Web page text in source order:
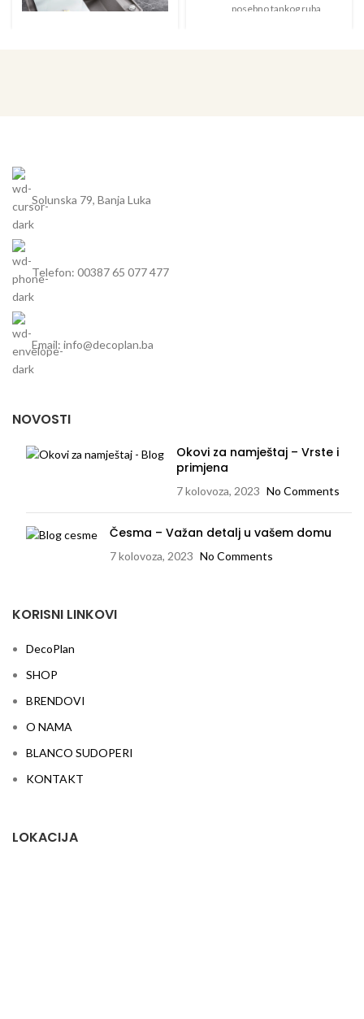
posebno tankog ruba
Solunska 79, Banja Luka
Telefon: 00387 65 077 477
Email: info@decoplan.ba
NOVOSTI
Okovi za namještaj – Vrste i
primjena
7 kolovoza, 2023 No Comments
Česma – Važan detalj u vašem domu
7 kolovoza, 2023 No Comments
KORISNI LINKOVI
DecoPlan
SHOP
BRENDOVI
O NAMA
BLANCO SUDOPERI
KONTAKT
LOKACIJA